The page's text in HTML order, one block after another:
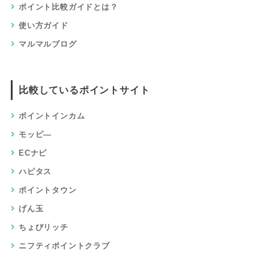
ポイント比較ガイドとは？
使い方ガイド
マルマルブログ
比較しているポイントサイト
ポイントインカム
モッピ―
ECナビ
ハピタス
ポイントタウン
げん玉
ちょびリッチ
ニフティポイントクラブ